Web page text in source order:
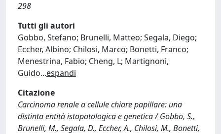
298
Tutti gli autori
Gobbo, Stefano; Brunelli, Matteo; Segala, Diego;
Eccher, Albino; Chilosi, Marco; Bonetti, Franco;
Menestrina, Fabio; Cheng, L; Martignoni,
Guido...espandi
Citazione
Carcinoma renale a cellule chiare papillare: una
distinta entità istopatologica e genetica / Gobbo, S.,
Brunelli, M., Segala, D., Eccher, A., Chilosi, M., Bonetti,